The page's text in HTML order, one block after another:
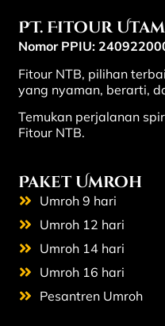
PT. Fitour
Nomor PPIU:
Fitour NTB, pilihan
yang nyaman, berarti,
Temukan perjalanan
Fitour NTB.
Paket Umroh
Umroh 9 hari
Umroh 12 hari
Umroh 14 hari
Umroh 16 hari
Pesantren Umroh